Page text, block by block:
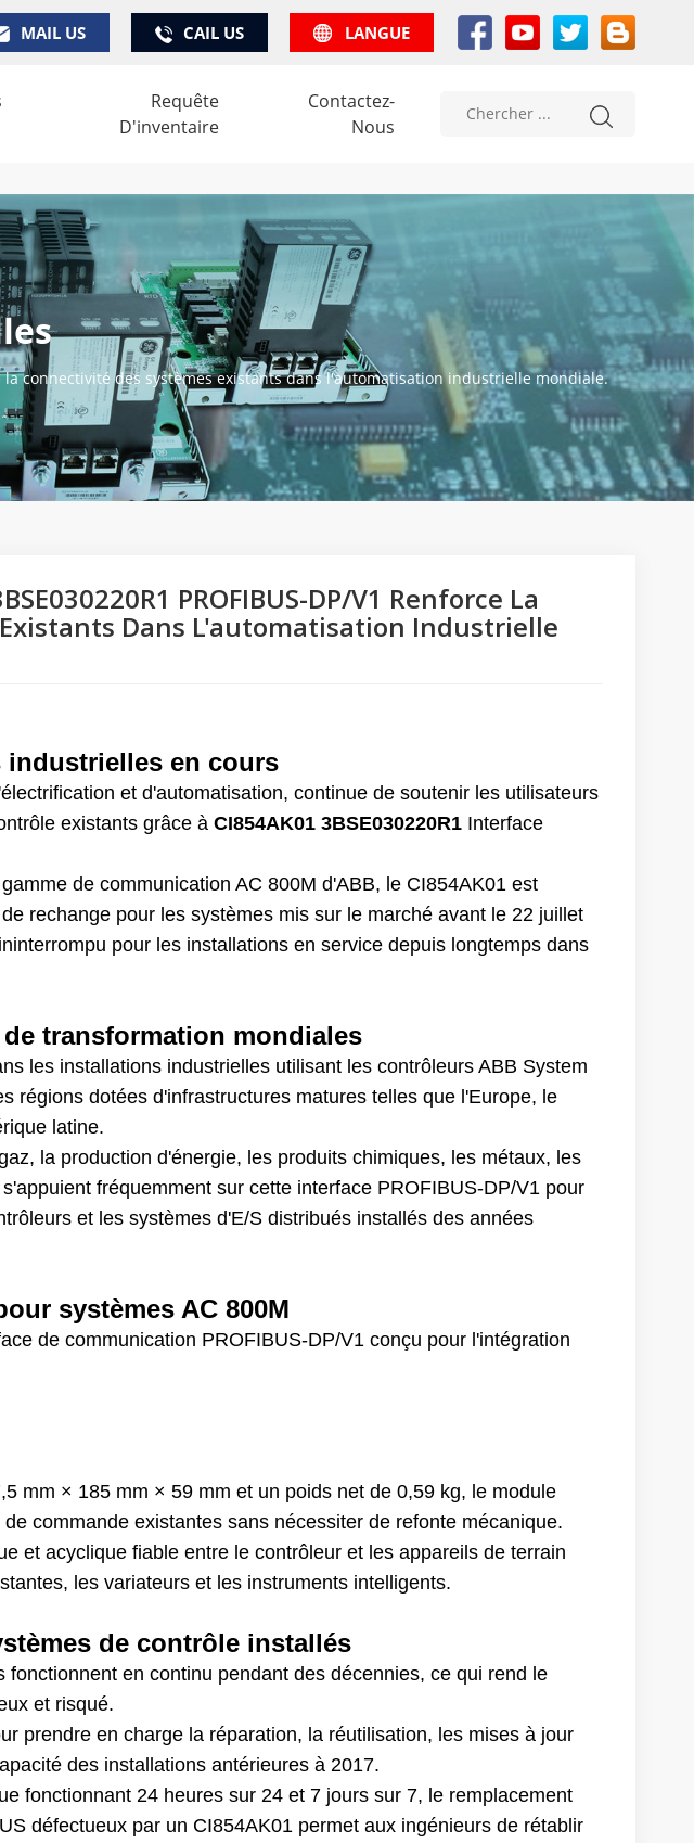
MAIL US CAIL US LANGUE
Requête
D'inventaire
Contactez-
Nous
la connectivité des systèmes existants dans l'automatisation industrielle mondiale.
PROFIBUS-DP/V1 Renforce La
Dans L'automatisation Industrielle
en cours
et d'automatisation, continue de soutenir les utilisateurs
existants grâce àCI854AK013BSE030220R1 Interface
de communication AC 800M d'ABB, le CI854AK01 est
rechange pour les systèmes mis sur le marché avant le 22 juillet
pour les installations en service depuis longtemps dans
transformation mondiales
les installations industrielles utilisant les contrôleurs ABB System
régions dotées d'infrastructures matures telles que l'Europe, le
latine.
la production d'énergie, les produits chimiques, les métaux, les
fréquemment sur cette interface PROFIBUS-DP/V1 pour
et les systèmes d'E/S distribués installés des années
systèmes AC 800M
de communication PROFIBUS-DP/V1 conçu pour l'intégration
mm × 185 mm × 59 mm et un poids net de 0,59 kg, le module
commande existantes sans nécessiter de refonte mécanique.
et acyclique fiable entre le contrôleur et les appareils de terrain
les variateurs et les instruments intelligents.
de contrôle installés
en continu pendant des décennies, ce qui rend le
et risqué.
prendre en charge la réparation, la réutilisation, les mises à jour
des installations antérieures à 2017.
fonctionnant 24 heures sur 24 et 7 jours sur 7, le remplacement
défectueux par un CI854AK01 permet aux ingénieurs de rétablir